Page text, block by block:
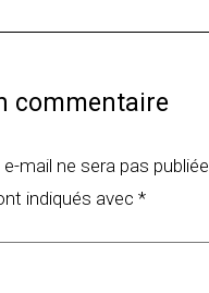
commentaire
mail ne sera pas publiée.
indiqués avec *